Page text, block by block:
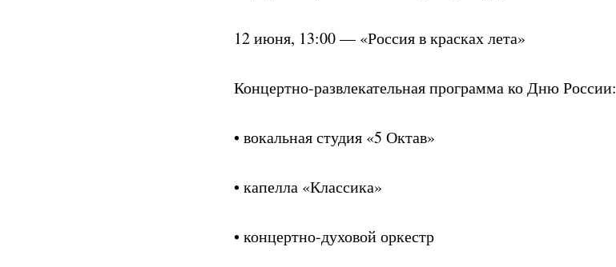
12 июня, 13:00 — «Россия в красках лета»
Концертно-развлекательная программа ко Дню России:
• вокальная студия «5 Октав»
• капелла «Классика»
• концертно-духовой оркестр